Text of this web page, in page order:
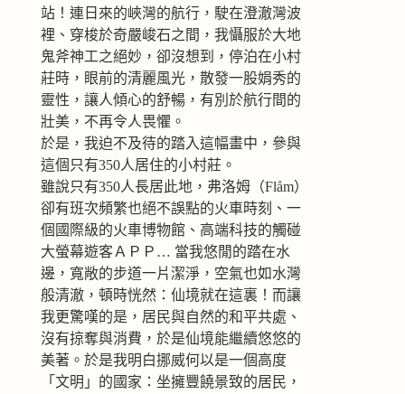
站！連日來的峽灣的航行，駛在澄澈灣波
裡、穿梭於奇嚴峻石之間，我懾服於大地
鬼斧神工之絕妙，卻沒想到，停泊在小村
莊時，眼前的清麗風光，散發一股娟秀的
靈性，讓人傾心的舒暢，有別於航行間的
壯美，不再令人畏懼。
於是，我迫不及待的踏入這幅畫中，參與
這個只有350人居住的小村莊。
雖說只有350人長居此地，弗洛姆（Flåm）
卻有班次頻繁也絕不誤點的火車時刻、一
個國際級的火車博物館、高端科技的觸碰
大螢幕遊客ＡＰＰ… 當我悠閒的踏在水
邊，寬敞的步道一片潔淨，空氣也如水灣
般清澈，頓時恍然：仙境就在這裏！而讓
我更驚嘆的是，居民與自然的和平共處、
沒有掠奪與消費，於是仙境能繼續悠悠的
美著。於是我明白挪威何以是一個高度
「文明」的國家：坐擁豐饒景致的居民，